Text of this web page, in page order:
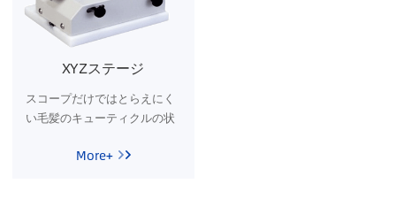
XYZステージ
スコープだけではとらえにく
い毛髪のキューティクルの状
ることによってしっかり観察
More+